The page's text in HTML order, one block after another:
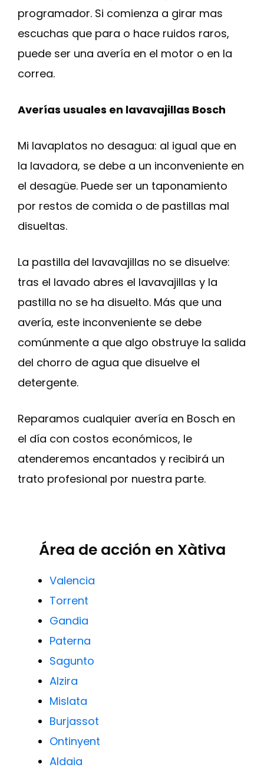
programador. Si comienza a girar mas
escuchas que para o hace ruidos raros,
puede ser una avería en el motor o en la
correa.
Averías usuales en lavavajillas Bosch
Mi lavaplatos no desagua: al igual que en
la lavadora, se debe a un inconveniente en
el desagüe. Puede ser un taponamiento
por restos de comida o de pastillas mal
disueltas.
La pastilla del lavavajillas no se disuelve:
tras el lavado abres el lavavajillas y la
pastilla no se ha disuelto. Más que una
avería, este inconveniente se debe
comúnmente a que algo obstruye la salida
del chorro de agua que disuelve el
detergente.
Reparamos cualquier avería en Bosch en
el día con costos económicos, le
atenderemos encantados y recibirá un
trato profesional por nuestra parte.
Área de acción en Xàtiva
Valencia
Torrent
Gandia
Paterna
Sagunto
Alzira
Mislata
Burjassot
Ontinyent
Aldaia